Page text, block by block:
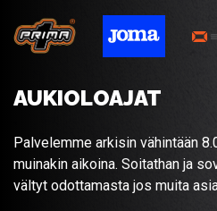
AUKIOLOAJAT
Palvelemme arkisin vähintään
muinakin aikoina. Soitathan ja
vältyt odottamasta jos muita